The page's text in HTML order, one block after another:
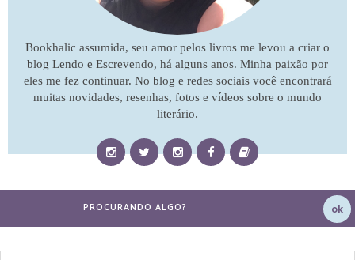
Bookhalic assumida, seu amor pelos livros me levou a criar o
blog Lendo e Escrevendo, há alguns anos. Minha paixão por
eles me fez continuar. No blog e redes sociais você encontrará
muitas novidades, resenhas, fotos e vídeos sobre o mundo
literário.